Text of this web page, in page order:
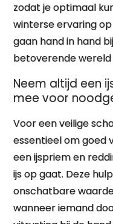
zodat je optimaal
winterse ervaring
gaan hand in hand
betoverende
Neem altijd een
mee voor
Voor een veilige
essentieel om goed
een ijspriem en
ijs op gaat. Deze
onschatbare
wanneer iemand